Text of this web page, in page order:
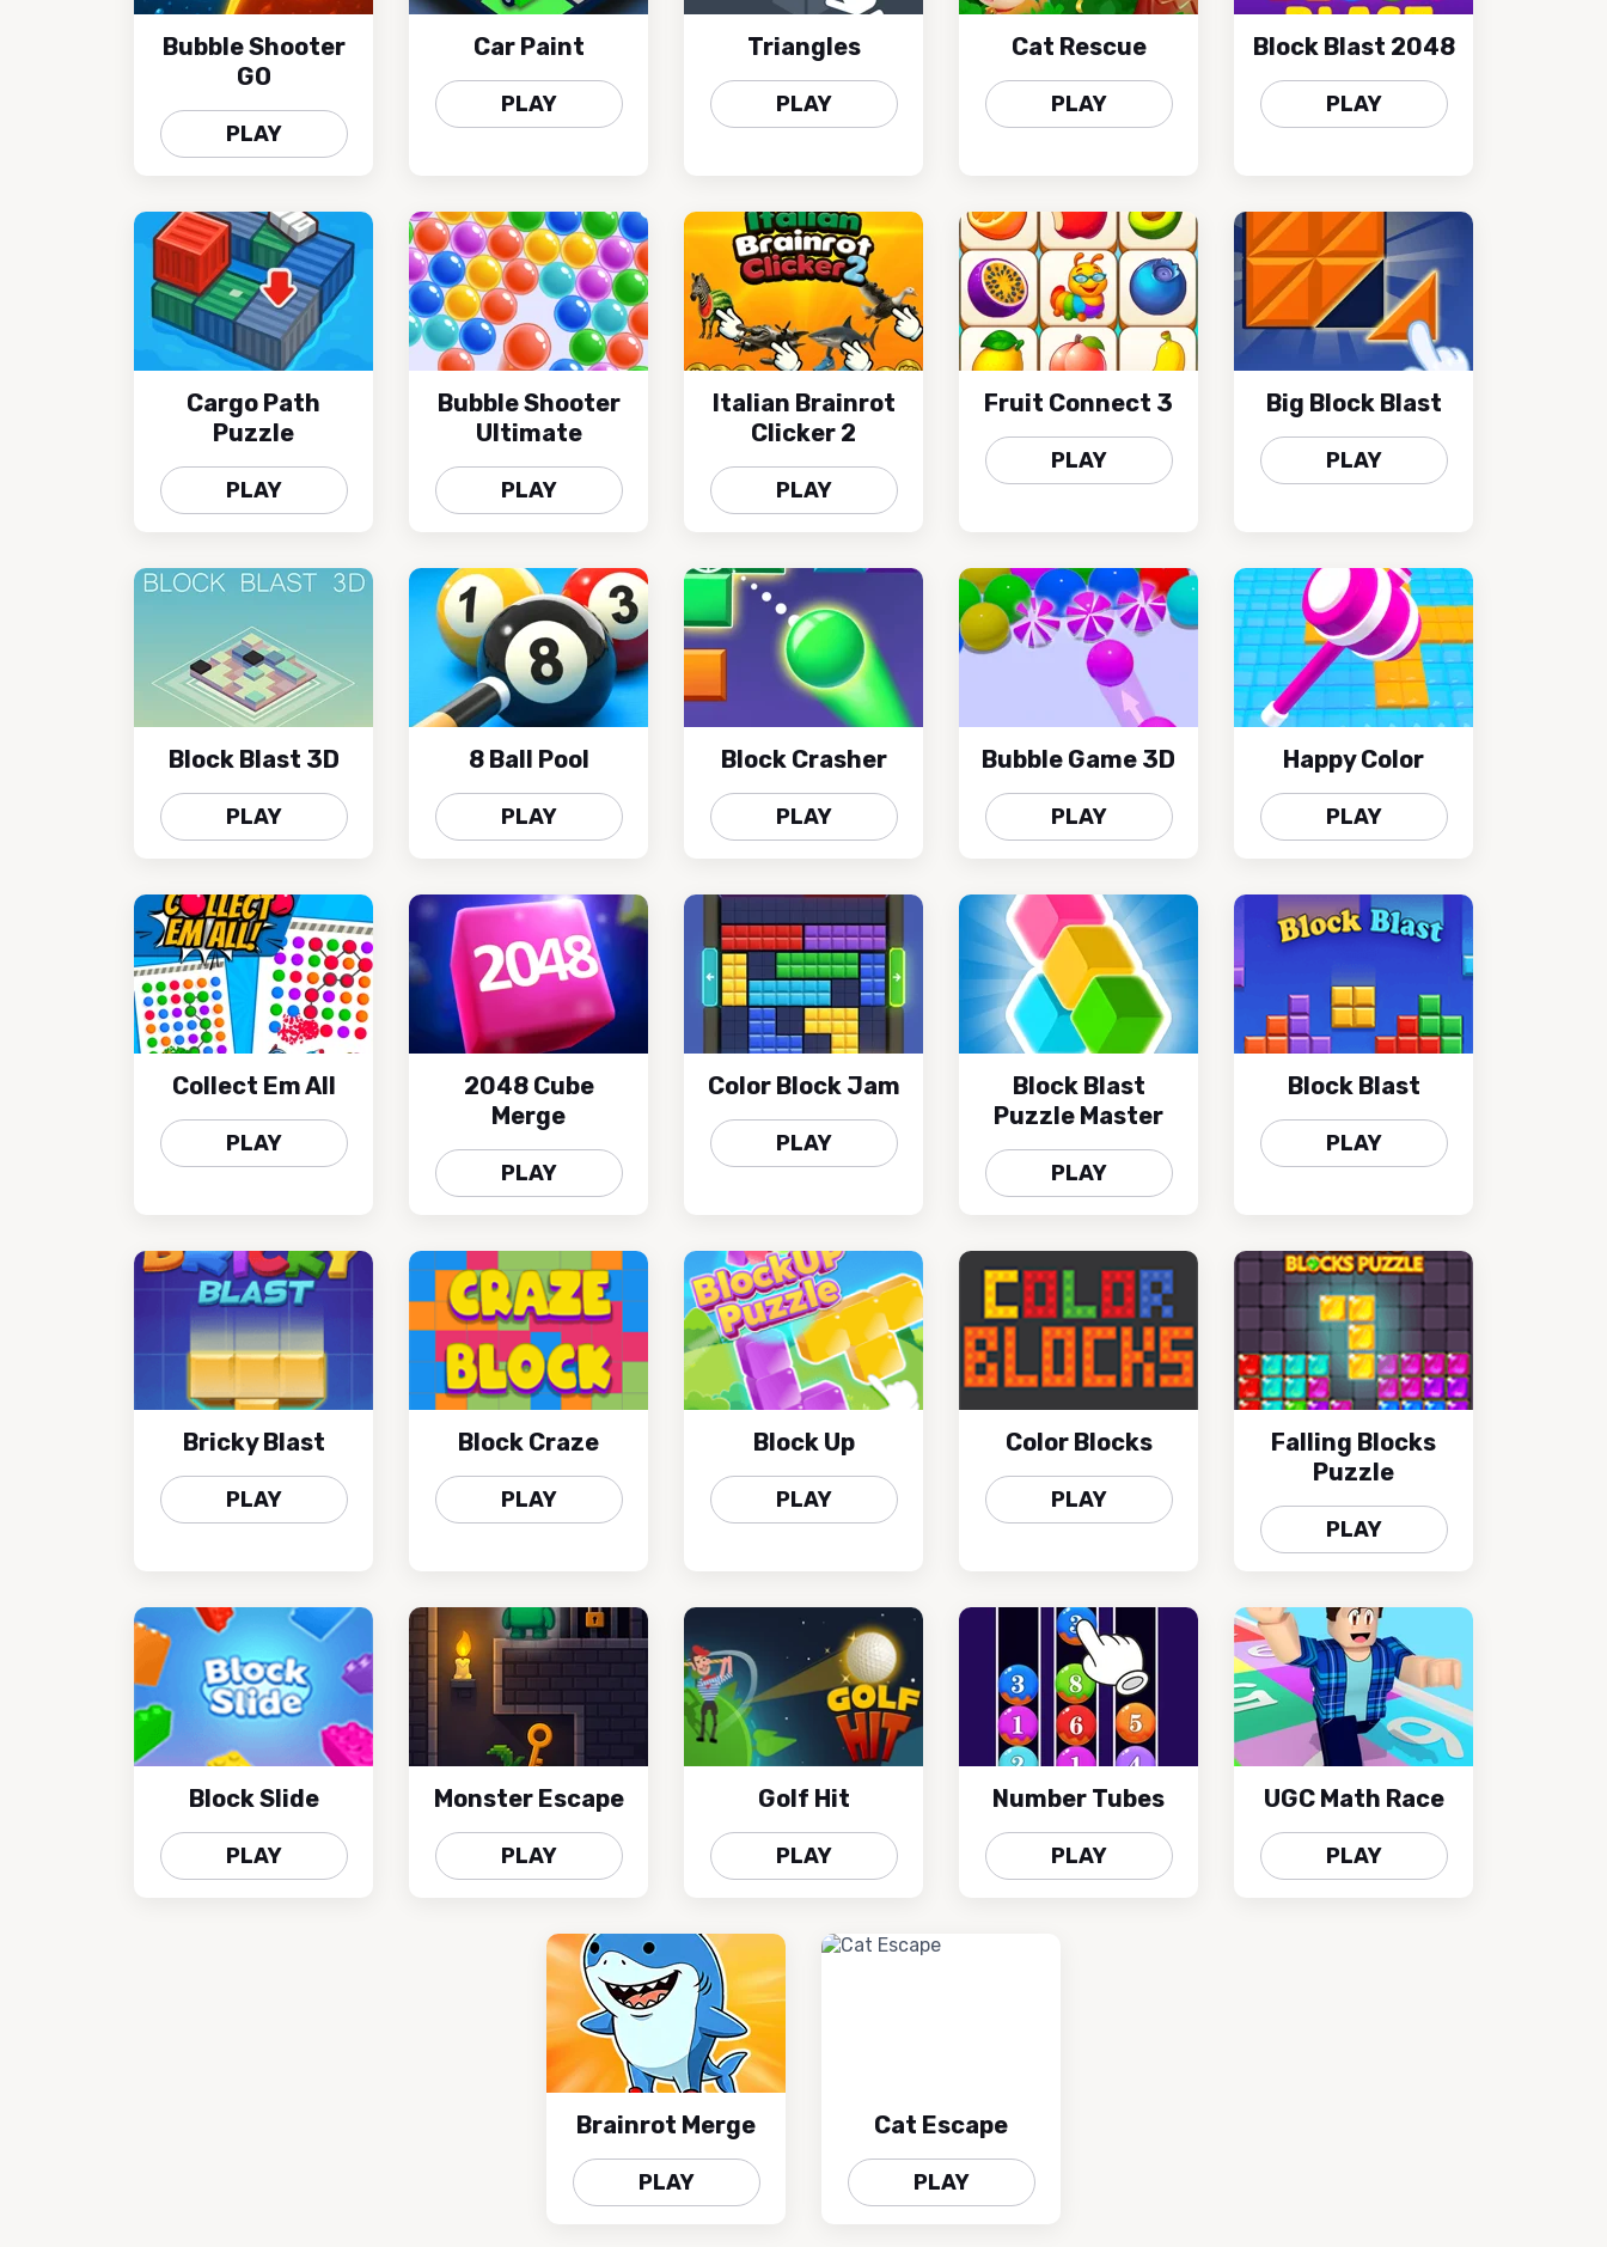
Bubble Shooter
GO
PLAY
Car Paint
PLAY
Triangles
PLAY
Cat Rescue
PLAY
Block Blast 2048
PLAY
Cargo Path
Puzzle
PLAY
Bubble Shooter
Ultimate
PLAY
Italian Brainrot
Clicker 2
PLAY
Fruit Connect 3
PLAY
Big Block Blast
PLAY
Block Blast 3D
PLAY
8 Ball Pool
PLAY
Block Crasher
PLAY
Bubble Game 3D
PLAY
Happy Color
PLAY
Collect Em All
PLAY
2048 Cube
Merge
PLAY
Color Block Jam
PLAY
Block Blast
Puzzle Master
PLAY
Block Blast
PLAY
Bricky Blast
PLAY
Block Craze
PLAY
Block Up
PLAY
Color Blocks
PLAY
Falling Blocks
Puzzle
PLAY
Block Slide
PLAY
Monster Escape
PLAY
Golf Hit
PLAY
Number Tubes
PLAY
UGC Math Race
PLAY
Brainrot Merge
PLAY
Cat Escape
PLAY